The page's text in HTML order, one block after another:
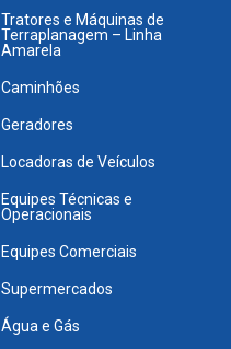
Tratores e Máquinas de
Terraplanagem – Linha
Amarela
Caminhões
Geradores
Locadoras de Veículos
Equipes Técnicas e
Operacionais
Equipes Comerciais
Supermercados
Água e Gás